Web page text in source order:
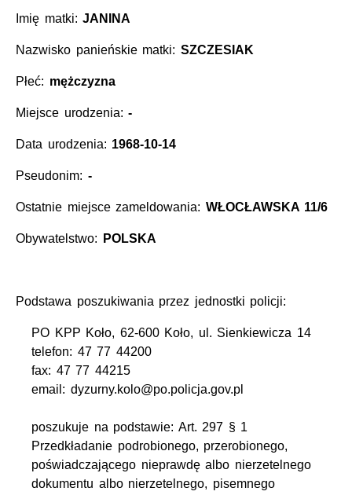
Imię matki:JANINA
Nazwisko panieńskie matki: SZCZESIAK
Płeć: mężczyzna
Miejsce urodzenia:-
Data urodzenia: 1968-10-14
Pseudonim: -
Ostatnie miejsce zameldowania: WŁOCŁAWSKA 11/6
Obywatelstwo: POLSKA
Podstawa poszukiwania przez jednostki policji:
PO KPP Koło, 62-600 Koło, ul. Sienkiewicza 14
telefon: 47 77 44200
fax: 47 77 44215
email: dyzurny.kolo@po.policja.gov.pl
poszukuje na podstawie: Art. 297 § 1
Przedkładanie podrobionego, przerobionego,
poświadczającego nieprawdę albo nierzetelnego
dokumentu albo nierzetelnego, pisemnego